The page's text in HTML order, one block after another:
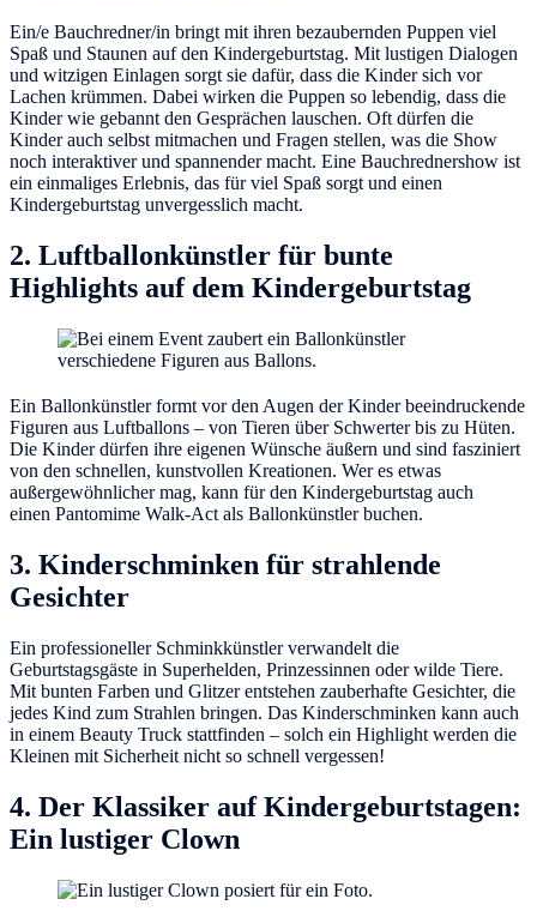
Ein/e Bauchredner/in bringt mit ihren bezaubernden Puppen viel
Spaß und Staunen auf den Kindergeburtstag. Mit lustigen Dialogen
und witzigen Einlagen sorgt sie dafür, dass die Kinder sich vor
Lachen krümmen. Dabei wirken die Puppen so lebendig, dass die
Kinder wie gebannt den Gesprächen lauschen. Oft dürfen die
Kinder auch selbst mitmachen und Fragen stellen, was die Show
noch interaktiver und spannender macht. Eine Bauchrednershow ist
ein einmaliges Erlebnis, das für viel Spaß sorgt und einen
Kindergeburtstag unvergesslich macht.
2. Luftballonkünstler für bunte
Highlights auf dem Kindergeburtstag
Ein Ballonkünstler formt vor den Augen der Kinder beeindruckende
Figuren aus Luftballons – von Tieren über Schwerter bis zu Hüten.
Die Kinder dürfen ihre eigenen Wünsche äußern und sind fasziniert
von den schnellen, kunstvollen Kreationen. Wer es etwas
außergewöhnlicher mag, kann für den Kindergeburtstag auch
einen Pantomime Walk-Act als Ballonkünstler buchen.
3. Kinderschminken für strahlende
Gesichter
Ein professioneller Schminkkünstler verwandelt die
Geburtstagsgäste in Superhelden, Prinzessinnen oder wilde Tiere.
Mit bunten Farben und Glitzer entstehen zauberhafte Gesichter, die
jedes Kind zum Strahlen bringen. Das Kinderschminken kann auch
in einem Beauty Truck stattfinden – solch ein Highlight werden die
Kleinen mit Sicherheit nicht so schnell vergessen!
4. Der Klassiker auf Kindergeburtstagen:
Ein lustiger Clown